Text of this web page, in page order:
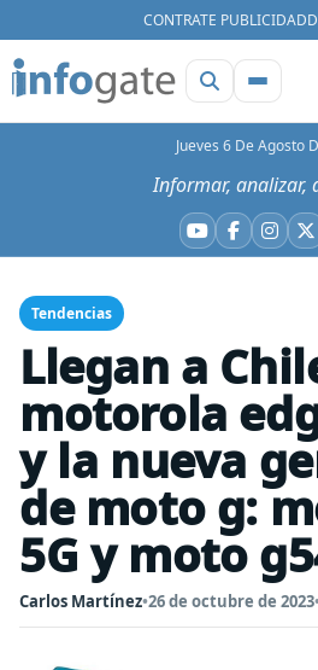
CONTRATE PUBLICIDAD
Jueves 6 De Agosto
Informar, analizar,
YouTube X
Tendencias
Llegan a
motorola
y la nueva
de moto g:
5G y moto
Carlos Martínez•26 de octubre de 2023